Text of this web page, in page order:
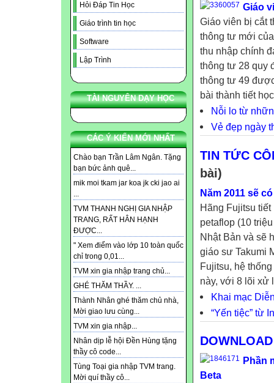
Hỏi Đáp Tin Học
Giáo trình tin học
Software
Lập Trình
TÀI NGUYÊN DẠY HỌC
CÁC Ý KIẾN MỚI NHẤT
Chào bạn Trần Lâm Ngân. Tặng
bạn bức ảnh quê...
mik moi tkam jar koa jk cki jao ai
...
TVM THANH NGHỊ GIA NHẬP
TRANG, RẤT HÂN HẠNH
ĐƯỢC...
" Xem điểm vào lớp 10 toàn quốc
chỉ trong 0,01...
TVM xin gia nhập trang chủ...
GHÉ THĂM THẦY. ...
Thành Nhân ghé thăm chủ nhà,
Mời giao lưu cùng...
TVM xin gia nhập...
Nhân dịp lễ hội Đền Hùng tặng
thầy cô code...
Tùng Toại gia nhập TVM trang.
Mời quí thầy cô...
Giáo
Giáo viên bị cắt
thông tư mới
thu nhập chính
thông tư 28 quy
thông tư 49
bài thành tiết
Nỗi lo từ
Vẻ đẹp ngày
TIN TỨC
bài)
Năm 2011 sẽ
Hãng Fujitsu
petaflop (10
Nhật Bản và sẽ
giáo sư Takumi
Fujitsu, hệ
này, với 8 lõi xử
Khai mạc
“Yến tiệc” từ
DOWNLOAD
Phần
Beta